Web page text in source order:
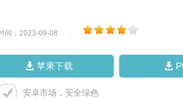
间：2023-09-08
苹果下载
安卓市场，安全绿色